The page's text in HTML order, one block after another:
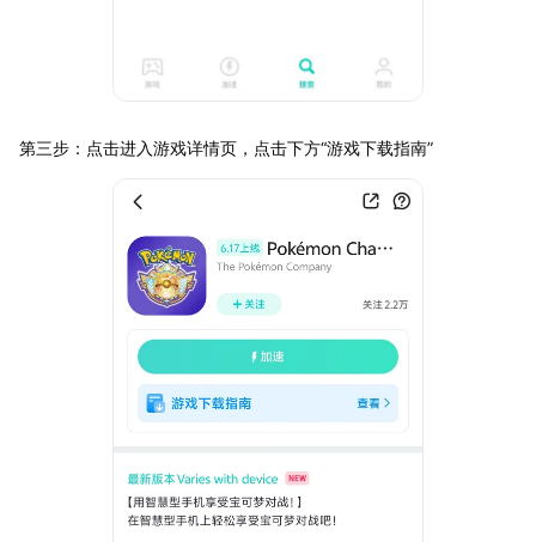
第三步：点击进入游戏详情页，点击下方“游戏下载指南”